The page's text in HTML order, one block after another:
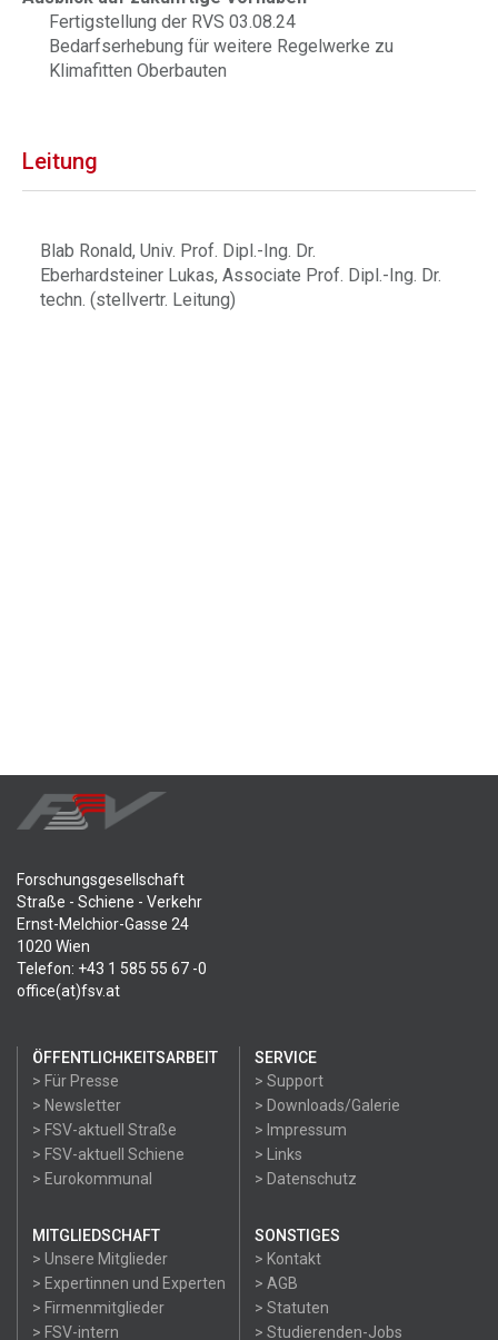
Fertigstellung der RVS 03.08.24
Bedarfserhebung für weitere Regelwerke zu
Klimafitten Oberbauten
Leitung
Blab Ronald, Univ. Prof. Dipl.-Ing. Dr.
Eberhardsteiner Lukas, Associate Prof. Dipl.-Ing. Dr.
techn. (stellvertr. Leitung)
Forschungsgesellschaft
Straße - Schiene - Verkehr
Ernst-Melchior-Gasse 24
1020 Wien
Telefon: +43 1 585 55 67 -0
office(at)fsv.at
ÖFFENTLICHKEITSARBEIT
> Für Presse
> Newsletter
> FSV-aktuell Straße
> FSV-aktuell Schiene
> Eurokommunal
SERVICE
> Support
> Downloads/Galerie
> Impressum
> Links
> Datenschutz
MITGLIEDSCHAFT
> Unsere Mitglieder
> Expertinnen und Experten
> Firmenmitglieder
> FSV-intern
SONSTIGES
> Kontakt
> AGB
> Statuten
> Studierenden-Jobs